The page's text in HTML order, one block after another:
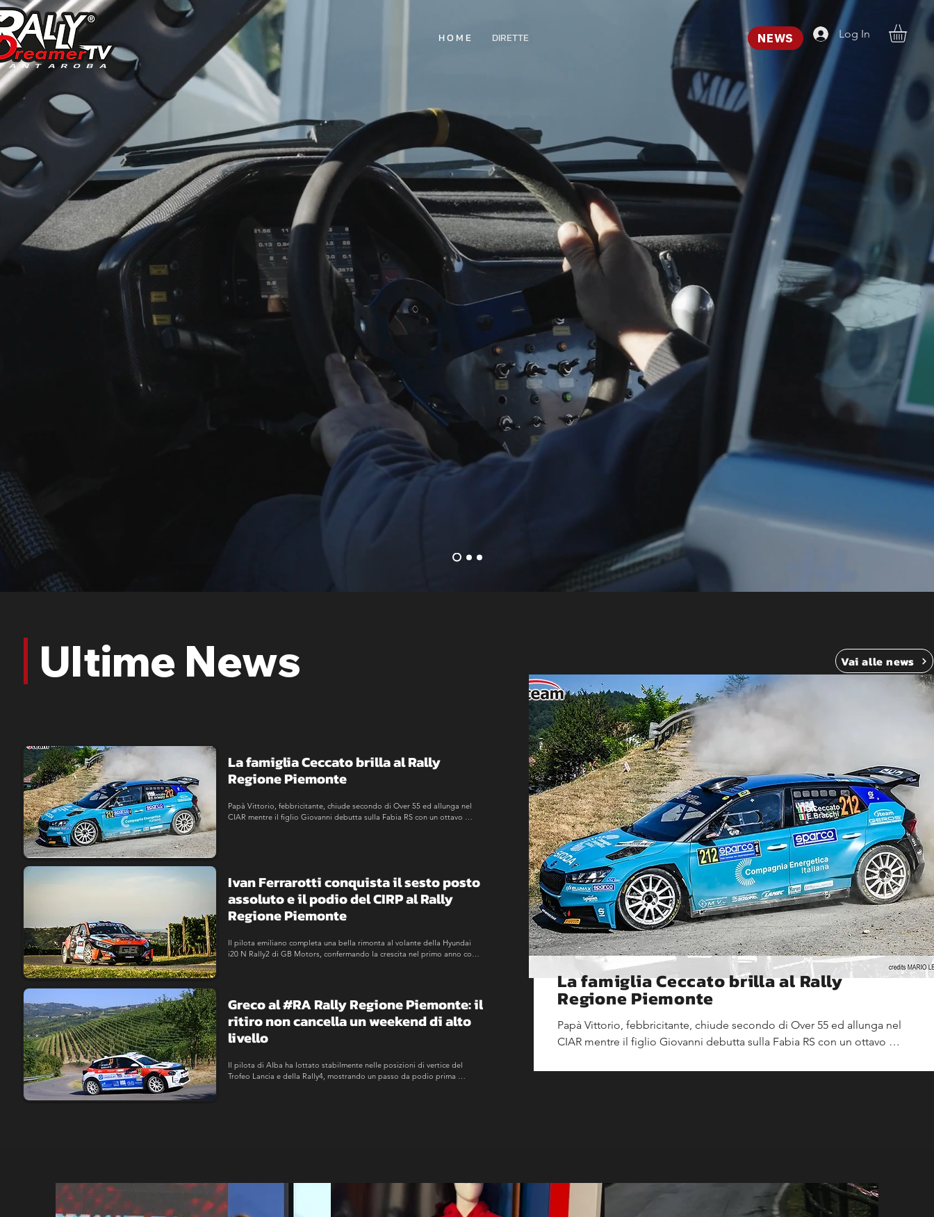
Log In
H O M E DIRETTE NEWS
INSIDE RALLY
DISPONIBILE A BREVE
Ultime News Vai alle news
La famiglia Ceccato brilla al Rally
Regione Piemonte
Papà Vittorio, febbricitante, chiude secondo di Over 55 ed allunga nel
CIAR mentre il figlio Giovanni debutta sulla Fabia RS con un ottavo
Ivan Ferrarotti conquista il sesto posto
assoluto e il podio del CIRP al Rally
Regione Piemonte
Il pilota emiliano completa una bella rimonta al volante della Hyundai
i20 N Rally2 di GB Motors, confermando la crescita nel primo anno con
Greco al #RA Rally Regione Piemonte: il
ritiro non cancella un weekend di alto
livello
Il pilota di Alba ha lottato stabilmente nelle posizioni di vertice del
Trofeo Lancia e della Rally4, mostrando un passo da podio prima
La famiglia Ceccato brilla al Rally
Regione Piemonte
Papà Vittorio, febbricitante, chiude secondo di Over 55 ed allunga nel
CIAR mentre il figlio Giovanni debutta sulla Fabia RS con un ottavo